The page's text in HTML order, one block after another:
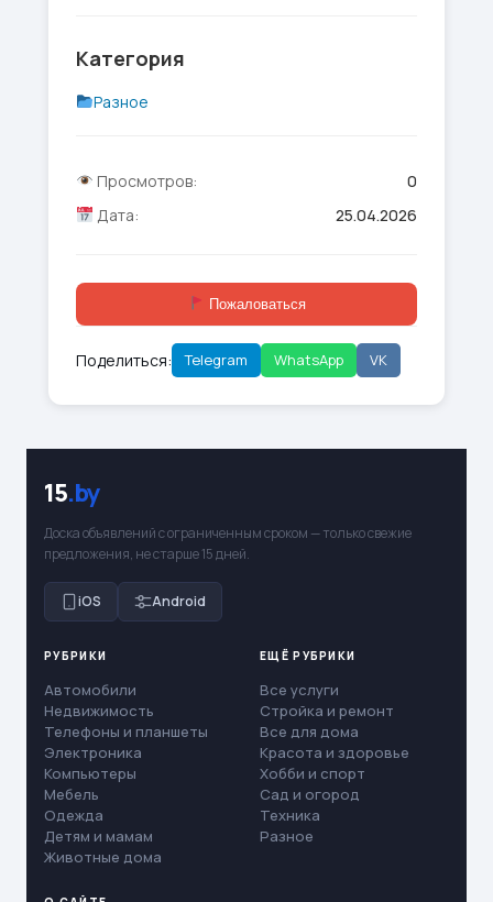
Категория
Разное
Просмотров:
0
Дата:
25.04.2026
Пожаловаться
Поделиться: Telegram WhatsApp VK
15.by
Доска объявлений с ограниченным сроком — только свежие
предложения, не старше 15 дней.
iOS Android
РУБРИКИ
Автомобили
Недвижимость
Телефоны и планшеты
Электроника
Компьютеры
Мебель
Одежда
Детям и мамам
Животные дома
ЕЩЁ РУБРИКИ
Все услуги
Стройка и ремонт
Все для дома
Красота и здоровье
Хобби и спорт
Сад и огород
Техника
Разное